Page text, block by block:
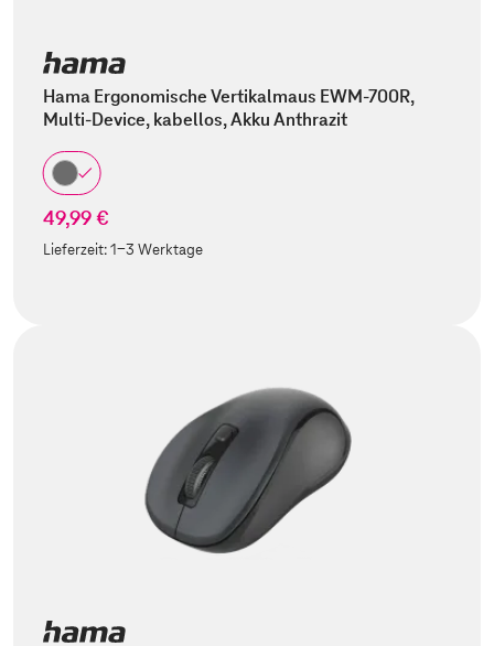
Hama Ergonomische Vertikalmaus EWM-700R,
Multi-Device, kabellos, Akku Anthrazit
49,99 €
Lieferzeit:1-3 Werktage